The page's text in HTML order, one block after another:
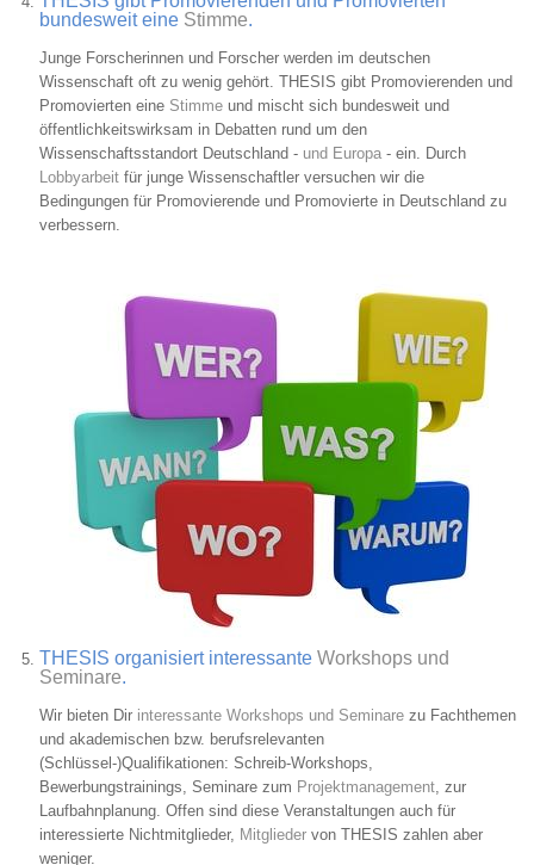
bundesweit eine Stimme.
Junge Forscherinnen und Forscher werden im deutschen
Wissenschaft oft zu wenig gehört. THESIS gibt Promovierenden und
Promovierten eine Stimme und mischt sich bundesweit und
öffentlichkeitswirksam in Debatten rund um den
Wissenschaftsstandort Deutschland - und Europa - ein. Durch
Lobbyarbeit für junge Wissenschaftler versuchen wir die
Bedingungen für Promovierende und Promovierte in Deutschland zu
verbessern.
THESIS organisiert interessante Workshops und
Seminare.
Wir bieten Dir interessante Workshops und Seminare zu Fachthemen
und akademischen bzw. berufsrelevanten
(Schlüssel-)Qualifikationen: Schreib-Workshops,
Bewerbungstrainings, Seminare zum Projektmanagement, zur
Laufbahnplanung. Offen sind diese Veranstaltungen auch für
interessierte Nichtmitglieder, Mitglieder von THESIS zahlen aber
weniger.